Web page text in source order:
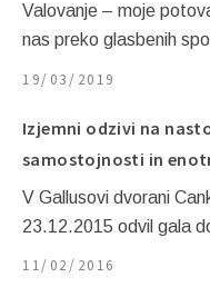
19/03/2019
Valovanje – moje
nas preko glasbenih
Izjemni odzivi na
samostojnosti in
11/02/2016
V Gallusovi dvorani
23.12.2015 odvil gala